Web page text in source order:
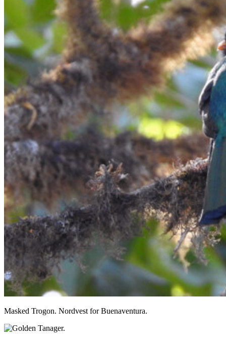
Masked Trogon. Nordvest for Buenaventura.